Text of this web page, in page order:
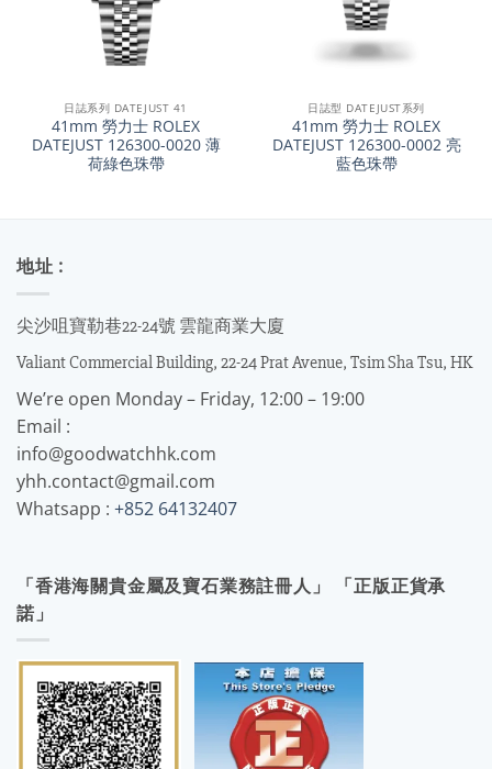
日誌系列 DATEJUST 41
41mm 勞力士 ROLEX
DATEJUST 126300-0020 薄
荷綠色珠帶
日誌型 DATEJUST系列
41mm 勞力士 ROLEX
DATEJUST 126300-0002 亮
藍色珠帶
地址 :
尖沙咀寶勒巷22-24號 雲龍商業大廈
Valiant Commercial Building, 22-24 Prat Avenue, Tsim Sha Tsu, HK
We’re open Monday – Friday, 12:00 – 19:00
Email :
info@goodwatchhk.com
yhh.contact@gmail.com
Whatsapp : +852 64132407
「香港海關貴金屬及寶石業務註冊人」 「正版正貨承
諾」